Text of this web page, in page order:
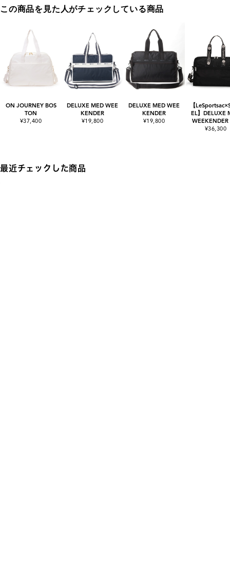
この商品を見た人がチェックしている商品
ON JOURNEY BOS
TON
¥37,400
DELUXE MED WEE
KENDER
¥19,800
DELUXE MED WEE
KENDER
¥19,800
【
EL】DELUXE
WEEKENDER
¥36,300
最近チェックした商品